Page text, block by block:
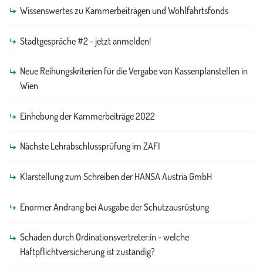
Wissenswertes zu Kammerbeiträgen und Wohlfahrtsfonds
Stadtgespräche #2 - jetzt anmelden!
Neue Reihungskriterien für die Vergabe von Kassenplanstellen in
Wien
Einhebung der Kammerbeiträge 2022
Nächste Lehrabschlussprüfung im ZAFI
Klarstellung zum Schreiben der HANSA Austria GmbH
Enormer Andrang bei Ausgabe der Schutzausrüstung
Schäden durch Ordinationsvertreter:in - welche
Haftpflichtversicherung ist zuständig?